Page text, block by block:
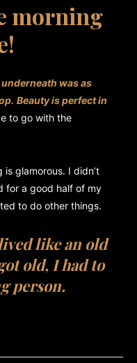
morning
was as
Beauty is perfect in
to go with the
glamorous. I didn’t
for a good half of my
to do other things.
like an old
old, I had to
person.